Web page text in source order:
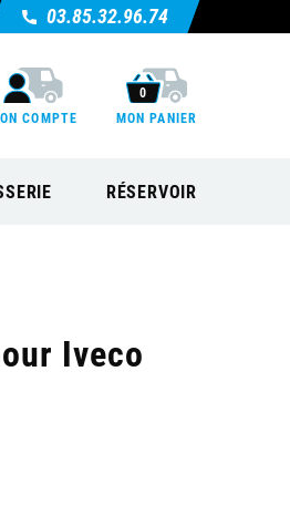
03.85.32.96.74
COMPTE
0
MON PANIER
RÉSERVOIR
Iveco